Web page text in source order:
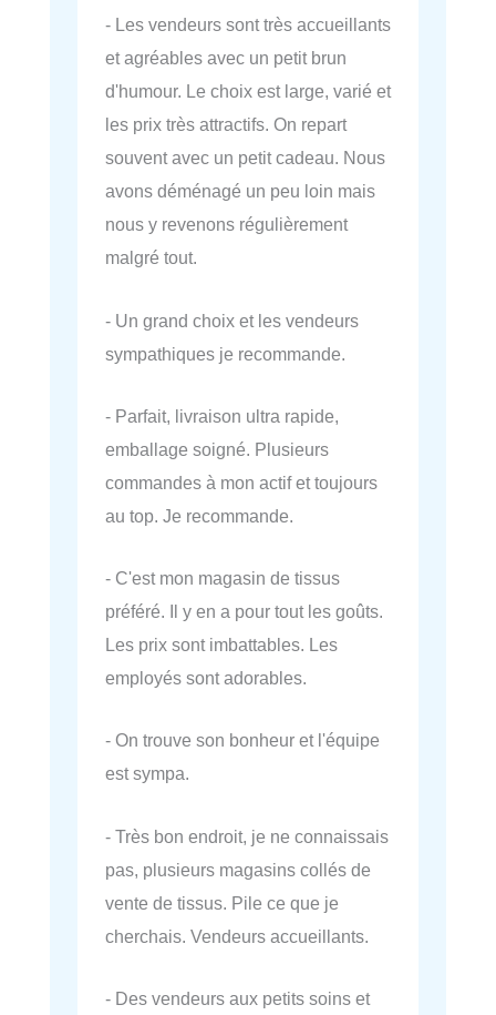
- Les vendeurs sont très accueillants
et agréables avec un petit brun
d'humour. Le choix est large, varié et
les prix très attractifs. On repart
souvent avec un petit cadeau. Nous
avons déménagé un peu loin mais
nous y revenons régulièrement
malgré tout.
- Un grand choix et les vendeurs
sympathiques je recommande.
- Parfait, livraison ultra rapide,
emballage soigné. Plusieurs
commandes à mon actif et toujours
au top. Je recommande.
- C'est mon magasin de tissus
préféré. Il y en a pour tout les goûts.
Les prix sont imbattables. Les
employés sont adorables.
- On trouve son bonheur et l'équipe
est sympa.
- Très bon endroit, je ne connaissais
pas, plusieurs magasins collés de
vente de tissus. Pile ce que je
cherchais. Vendeurs accueillants.
- Des vendeurs aux petits soins et